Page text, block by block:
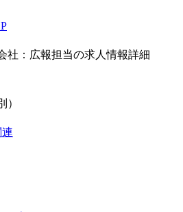
社：広報担当の求人情報詳細
）